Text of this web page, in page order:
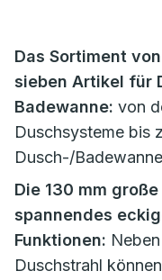
Das Sortiment
sieben Artikel für
Badewanne: von
Duschsysteme bis
Dusch-/
Die 130 mm
spannendes
Funktionen:
Duschstrahl